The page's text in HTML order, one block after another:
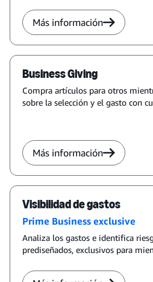
Más información
Business Giving
Compra artículos para otros
sobre la selección y el gasto con
Más información
Visibilidad de gastos
Prime Business exclusive
Analiza los gastos e identifica
prediseñados, exclusivos para